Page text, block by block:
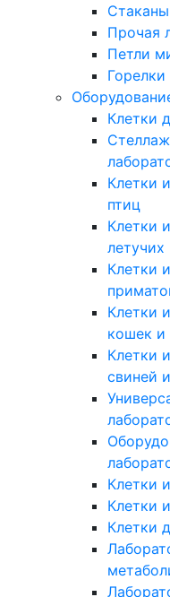
Прочая
Петли
Клетки
Клетки
птиц
Клетки
Клетки
Клетки
кошек и
Клетки
свиней
Клетки
Клетки
Клетки